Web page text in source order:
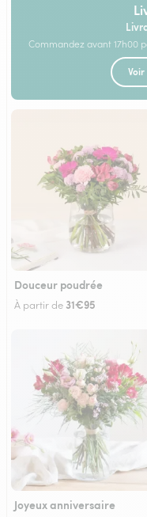
Commandez avant 17h00
Douceur poudrée
À partir de 31€95
Joyeux anniversaire